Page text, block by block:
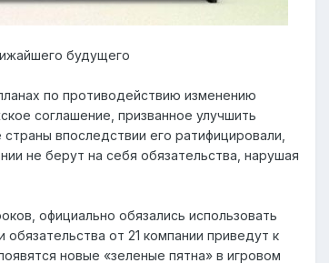
будущего
по противодействию изменению
соглашение, призванное улучшить
впоследствии его ратифицировали,
не берут на себя обязательства, нарушая
официально обязались использовать
от 21 компании приведут к
новые «зеленые пятна» в игровом